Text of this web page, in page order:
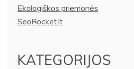
Ekologiškos priemonės
SeoRocket.lt
KATEGORIJOS